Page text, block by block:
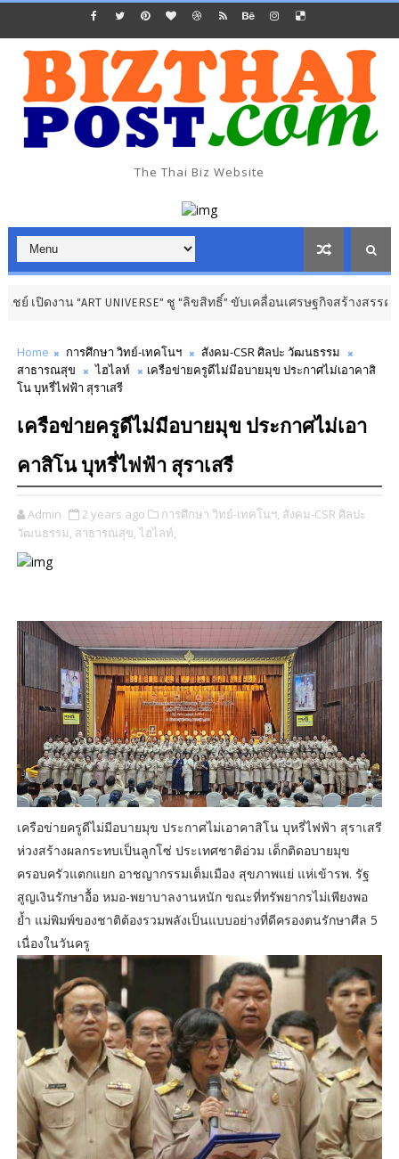
The Thai Biz Website
น “ART UNIVERSE” ชู “ลิขสิทธิ์” ขับเคลื่อนเศรษฐกิจสร้างสรรค์ การศึ
Home การศึกษา วิทย์-เทคโนฯ
สังคม-CSR ศิลปะ วัฒนธรรม
สาธารณสุข
ไฮไลท์
เครือข่ายครูดีไม่มีอบายมุข ประกาศไม่เอาคาสิ
โน บุหรี่ไฟฟ้า สุราเสรี
เครือข่ายครูดีไม่มีอบายมุข ประกาศไม่เอา
คาสิโน บุหรี่ไฟฟ้า สุราเสรี
Admin 2 years ago การศึกษา วิทย์-เทคโนฯ, สังคม-CSR ศิลปะ
วัฒนธรรม, สาธารณสุข, ไฮไลท์,
เครือข่ายครูดีไม่มีอบายมุข ประกาศไม่เอาคาสิโน บุหรี่ไฟฟ้า สุราเสรี
ห่วงสร้างผลกระทบเป็นลูกโซ่ ประเทศชาติอ่วม เด็กติดอบายมุข
ครอบครัวแตกแยก อาชญากรรมเต็มเมือง สุขภาพแย่ แห่เข้ารพ. รัฐ
สูญเงินรักษาอื้อ หมอ-พยาบาลงานหนัก ขณะที่ทรัพยากรไม่เพียงพอ
ย้ำ แม่พิมพ์ของชาติต้องรวมพลังเป็นแบบอย่างที่ดีครองตนรักษาศีล 5
เนื่องในวันครู